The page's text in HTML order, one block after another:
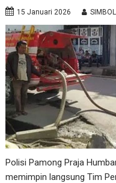
15 Januari 2026
Polisi Pamong Praja
memimpin langsung Tim